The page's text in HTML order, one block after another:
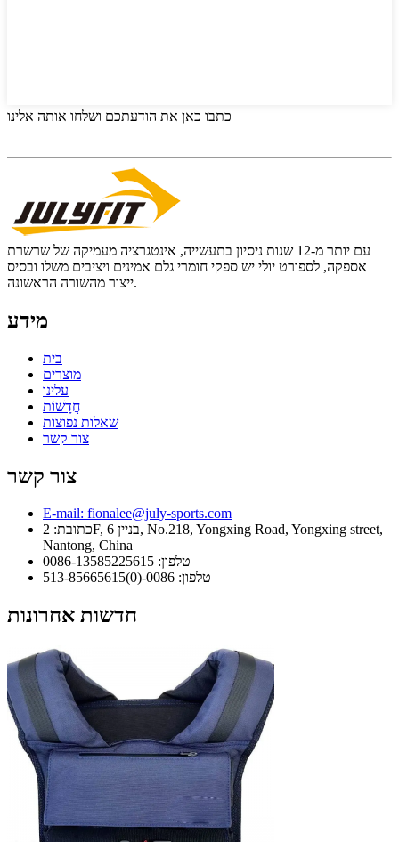
כתבו כאן את הודעתכם ושלחו אותה אלינו
עם יותר מ-12 שנות ניסיון בתעשייה, אינטגרציה מעמיקה של שרשרת
אספקה, לספורט יולי יש ספקי חומרי גלם אמינים ויציבים משלו ובסיס
ייצור מהשורה הראשונה.
מידע
בית
מוצרים
עלינו
חֲדָשׁוֹת
שאלות נפוצות
צור קשר
צור קשר
E-mail: fionalee@july-sports.com
כתובת: 2F, בניין 6, No.218, Yongxing Road, Yongxing street,
Nantong, China
טלפון: 0086-13585225615
טלפון: 0086-(0)513-85665615
חדשות אחרונות